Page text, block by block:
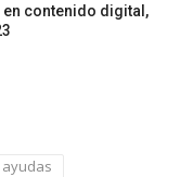
contenido digital,
ayudas